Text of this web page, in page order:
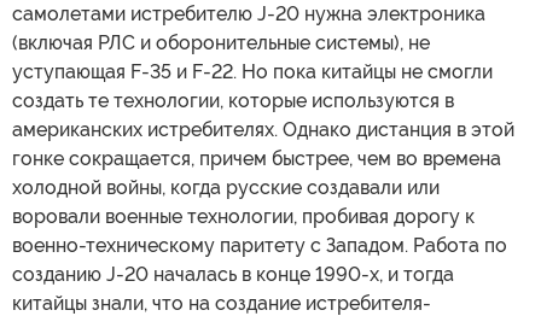
самолетами истребителю J-20 нужна электроника
(включая РЛС и оборонительные системы), не
уступающая F-35 и F-22. Но пока китайцы не смогли
создать те технологии, которые используются в
американских истребителях. Однако дистанция в этой
гонке сокращается, причем быстрее, чем во времена
холодной войны, когда русские создавали или
воровали военные технологии, пробивая дорогу к
военно-техническому паритету с Западом. Работа по
созданию J-20 началась в конце 1990-х, и тогда
китайцы знали, что на создание истребителя-